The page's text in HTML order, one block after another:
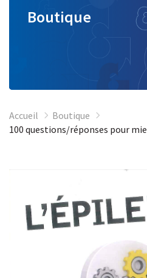
Boutique
Accueil
Boutique
100 questions/réponses pour